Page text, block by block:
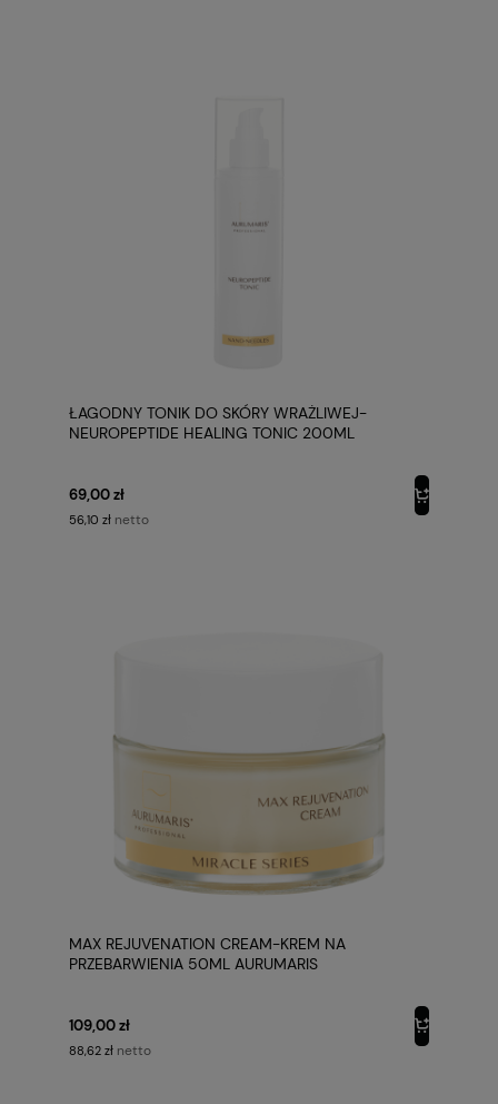
ŁAGODNY TONIK DO SKÓRY WRAŻLIWEJ-
NEUROPEPTIDE HEALING TONIC 200ML
69,00 zł
56,10 zł netto
MAX REJUVENATION CREAM-KREM NA
PRZEBARWIENIA 50ML AURUMARIS
109,00 zł
88,62 zł netto